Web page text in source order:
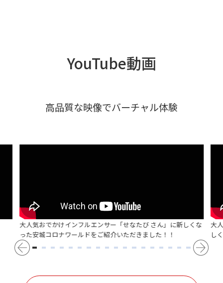
YouTube動画
高品質な映像でバーチャル体験
大人気おでかけインフルエンサー「せなたび さん」に新しくな
った安城コロナワールドをご紹介いただきました！！
大
し